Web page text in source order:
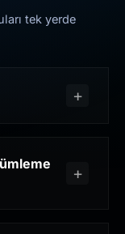
tek yerde